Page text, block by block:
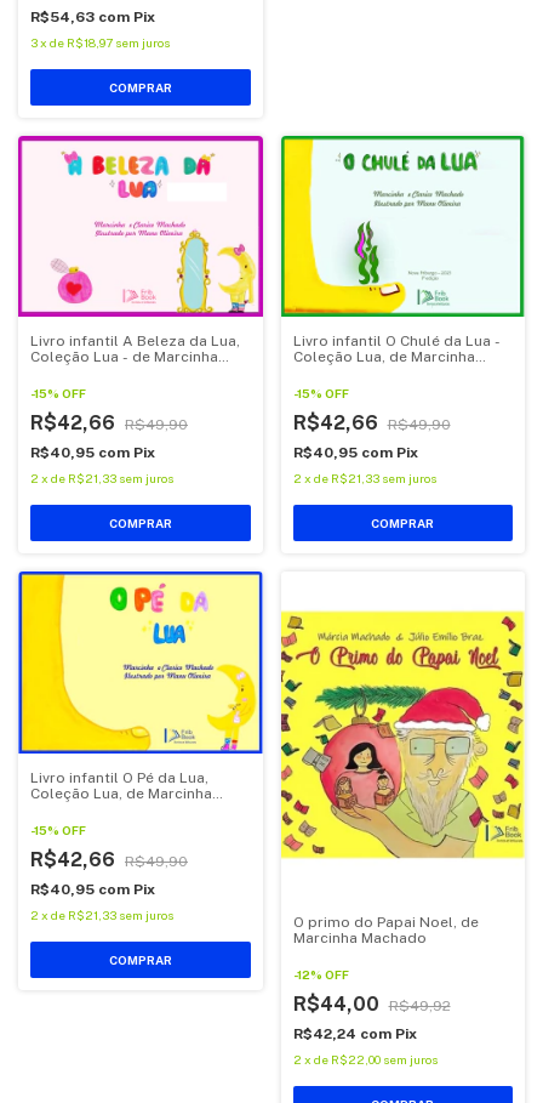
R$54,63 com Pix
3x de R$18,97 sem juros
Livro infantil A Beleza da Lua,
Coleção Lua - de Marcinha
-15% OFF
R$42,66
R$49,90
R$40,95 com Pix
2 x de R$21,33 sem juros
Livro infantil O Chulé da Lua -
Coleção Lua, de Marcinha
-15% OFF
R$42,66
R$49,90
R$40,95 com Pix
2 x de R$21,33 sem juros
Livro infantil O Pé da Lua,
Coleção Lua, de Marcinha
-15% OFF
R$42,66
R$49,90
R$40,95 com Pix
2 x de R$21,33 sem juros
O primo do Papai Noel, de
Marcinha Machado
-12% OFF
R$44,00
R$49,92
R$42,24 com Pix
2 x de R$22,00 sem juros